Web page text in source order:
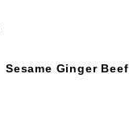
Sesame Ginger Beef